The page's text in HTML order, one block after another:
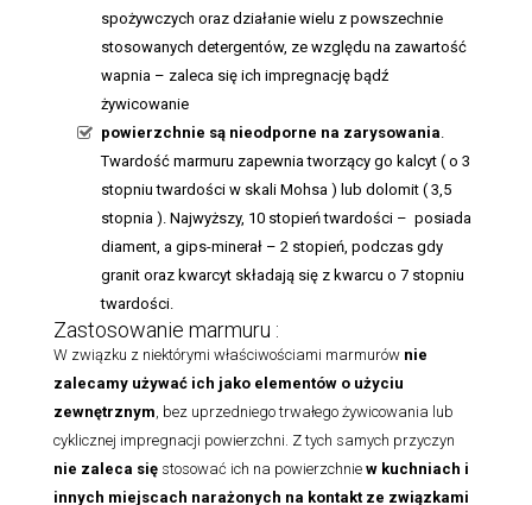
spożywczych oraz działanie wielu z powszechnie
stosowanych detergentów, ze względu na zawartość
wapnia – zaleca się ich impregnację bądź
żywicowanie
powierzchnie są nieodporne na zarysowania
Twardość marmuru zapewnia tworzący go kalcyt ( o 3
stopniu twardości w skali Mohsa ) lub dolomit ( 3,5
stopnia ). Najwyższy, 10 stopień twardości – posiada
diament, a gips-minerał – 2 stopień, podczas gdy
granit oraz kwarcyt składają się z kwarcu o 7 stopniu
twardości.
Zastosowanie marmuru :
W związku z niektórymi właściwościami marmurów nie
zalecamy używać ich jako elementów o użyciu
zewnętrznym , bez uprzedniego trwałego żywicowania lub
cyklicznej impregnacji powierzchni. Z tych samych przyczyn
nie zaleca się stosować ich na powierzchnie w kuchniach i
innych miejscach narażonych na kontakt ze związkami